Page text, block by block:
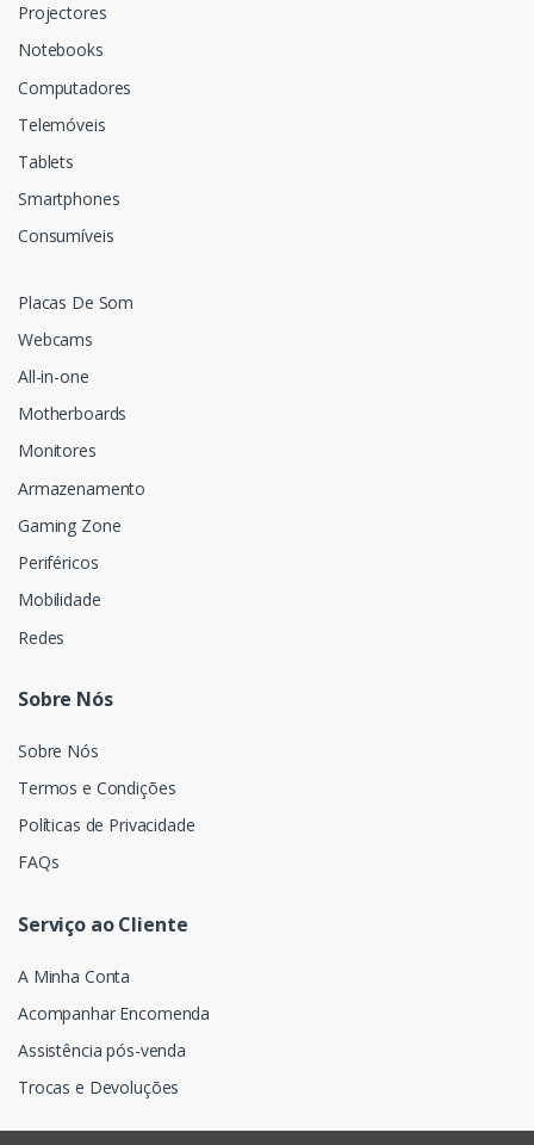
Projectores
Notebooks
Computadores
Telemóveis
Tablets
Smartphones
Consumíveis
Placas De Som
Webcams
All-in-one
Motherboards
Monitores
Armazenamento
Gaming Zone
Periféricos
Mobilidade
Redes
Sobre Nós
Sobre Nós
Termos e Condições
Políticas de Privacidade
FAQs
Serviço ao Cliente
A Minha Conta
Acompanhar Encomenda
Assistência pós-venda
Trocas e Devoluções